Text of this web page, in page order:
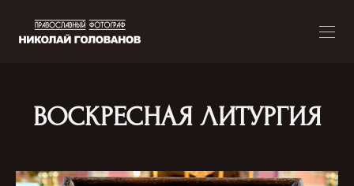
ВОСКРЕСНАЯ ЛИТУРГИЯ